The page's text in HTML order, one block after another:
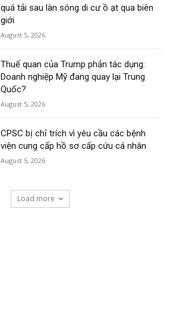
quá tải sau làn sóng di cư ồ ạt qua biên
giới
August 5, 2026
Thuế quan của Trump phản tác dụng:
Doanh nghiệp Mỹ đang quay lại Trung
Quốc?
August 5, 2026
CPSC bị chỉ trích vì yêu cầu các bệnh
viện cung cấp hồ sơ cấp cứu cá nhân
August 5, 2026
Load more